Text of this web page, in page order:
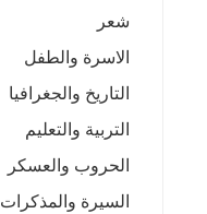
شعر
الاسرة والطفل
التاريخ والجغرافيا
التربية والتعليم
الحروب والعسكر
السيرة والمذكرات